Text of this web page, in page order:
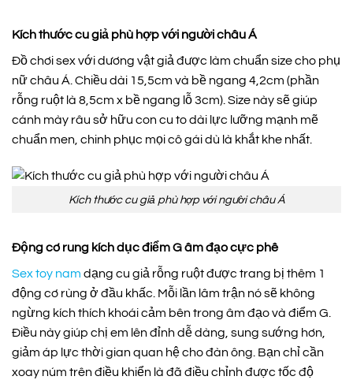
Kích thước cu giả phù hợp với người châu Á
Đồ chơi sex với dương vật giả được làm chuẩn size cho phụ
nữ châu Á. Chiều dài 15,5cm và bề ngang 4,2cm (phần
rỗng ruột là 8,5cm x bề ngang lỗ 3cm). Size này sẽ giúp
cánh mày râu sở hữu con cu to dài lực lưỡng mạnh mẽ
chuẩn men, chinh phục mọi cô gái dù là khắt khe nhất.
Kích thước cu giả phù hợp với người châu Á
Động cơ rung kích dục điểm G âm đạo cực phê
Sex toy nam dạng cu giả rỗng ruột được trang bị thêm 1
động cơ rùng ở đầu khấc. Mỗi lần lâm trận nó sẽ không
ngừng kích thích khoái cảm bên trong âm đạo và điểm G.
Điều này giúp chị em lên đỉnh dễ dàng, sung sướng hơn,
giảm áp lực thời gian quan hệ cho đàn ông. Bạn chỉ cần
xoay núm trên điều khiển là đã điều chỉnh được tốc độ